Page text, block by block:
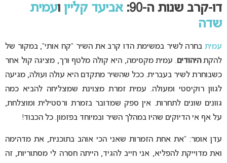
דו-קרב שנות ה-90: אביעד קלייןועמית
שדה
עמיתבחרה לשיר במשימת הדו קרב את השיר “קח אותי”, במקור של
להקתהיהודים. עמית מקסימה, היא קולה מלטף ורך, מציגה קול אחר
כשבוחרת לשיר בעברית. ככל שהשיר מתקדם היא עולה ועולה, מגיעה
לגוון רוקיסטי ומעולה. עמית זמרת מצוינת שמצליחה להביא כמה
גוונים שונים לתחרות. אין ספק שמדובר בזמרת ורסטילית ומוצלחת,
על אף אי הדיוקים שהיו במהלך השיר ובמיוחד בפזמון. כל הכבוד!
עדן אומר: “את אחת הזמרות שאני הכי אוהב בתוכנית, את מדהימה
ואת מדוייקת להפליא, אני חייב להגיד, הייתה חסרה לי מסתוריות, זה